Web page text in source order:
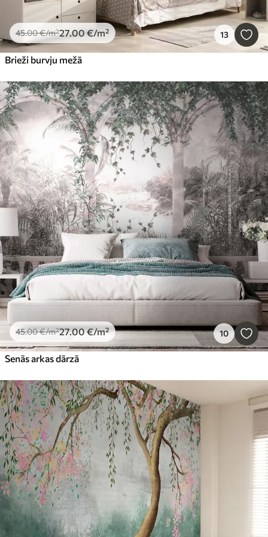
45.00€/m²27.00 €/m² 13
Brieži burvju mežā
45.00€/m²27.00€/m² 10
Senās arkas dārzā